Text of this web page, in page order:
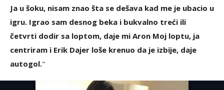
Ja u šoku, nisam znao šta se dešava kad me je ubacio u
igru. Igrao sam desnog beka i bukvalno treći ili
četvrti dodir sa loptom, daje mi Aron Moj loptu, ja
centriram i Erik Dajer loše krenuo da je izbije, daje
autogol."